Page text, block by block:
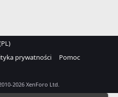
prywatności
Pomoc
2026 XenForo Ltd.